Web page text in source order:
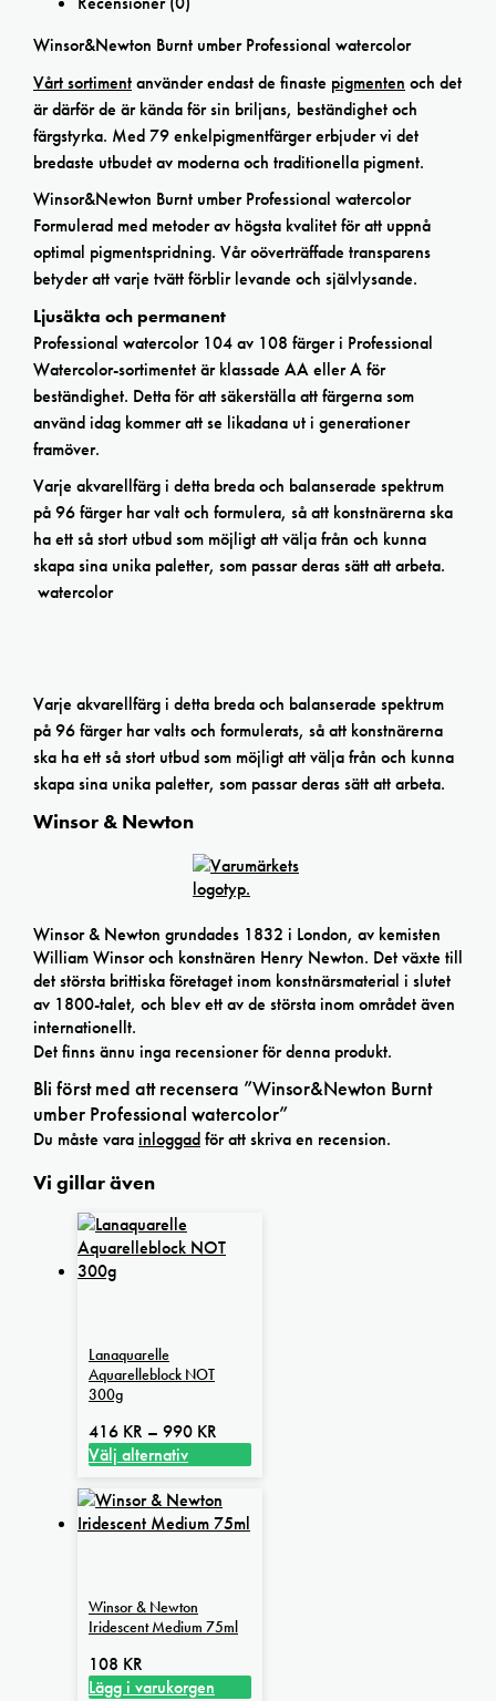
Winsor&Newton Burnt umber Professional watercolor
Vårt sortimentanvänder endast de finaste pigmenten och det
är därför de är kända för sin briljans, beständighet och
färgstyrka. Med 79 enkelpigmentfärger erbjuder vi det
bredaste utbudet av moderna och traditionella pigment.
Winsor&Newton Burnt umber Professional watercolor
Formulerad med metoder av högsta kvalitet för att uppnå
optimal pigmentspridning. Vår oöverträffade transparens
betyder att varje tvätt förblir levande och självlysande.
Ljusäkta och permanent
Professional watercolor 104 av 108 färger i Professional
Watercolor-sortimentet är klassade AA eller A för
beständighet. Detta för att säkerställa att färgerna som
använd idag kommer att se likadana ut i generationer
framöver.
Varje akvarellfärg i detta breda och balanserade spektrum
på 96 färger har valt och formulera, så att konstnärerna ska
ha ett så stort utbud som möjligt att välja från och kunna
skapa sina unika paletter, som passar deras sätt att arbeta.
watercolor
Varje akvarellfärg i detta breda och balanserade spektrum
på 96 färger har valts och formulerats, så att konstnärerna
ska ha ett så stort utbud som möjligt att välja från och kunna
skapa sina unika paletter, som passar deras sätt att arbeta.
Winsor & Newton
Winsor & Newton grundades 1832 i London, av kemisten
William Winsor och konstnären Henry Newton. Det växte till
det största brittiska företaget inom konstnärsmaterial i slutet
av 1800-talet, och blev ett av de största inom området även
internationellt.
Det finns ännu inga recensioner för denna produkt.
Bli först med att recensera ”Winsor&Newton Burnt
umber Professional watercolor”
Du måste varainloggadför att skriva en recension.
Vi gillar även
Lanaquarelle
Aquarelleblock NOT
300g
416 KR – 990 KR
990 kr
Välj alternativ
här
produkten
De
olika
alternativen
kan
Winsor & Newton
Iridescent Medium 75ml
108 KR
Lägg i varukorgen